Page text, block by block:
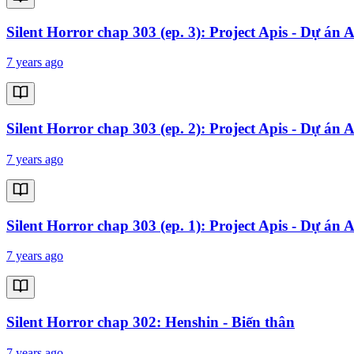
Silent Horror chap 303 (ep. 3): Project Apis - Dự án
7 years ago
Silent Horror chap 303 (ep. 2): Project Apis - Dự án
7 years ago
Silent Horror chap 303 (ep. 1): Project Apis - Dự án
7 years ago
Silent Horror chap 302: Henshin - Biến thân